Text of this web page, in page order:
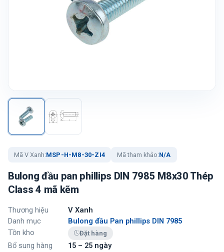
Mã V Xanh:MSP-H-M8-30-ZI4 Mã tham khảo:N/A
Bulong đầu pan phillips DIN 7985 M8x30 Thép
Class 4 mã kẽm
Thương hiệu
V Xanh
Danh mục
Bulong đầu Pan phillips DIN 7985
Tồn kho
Đặt hàng
Bổ sung hàng 15 – 25 ngày